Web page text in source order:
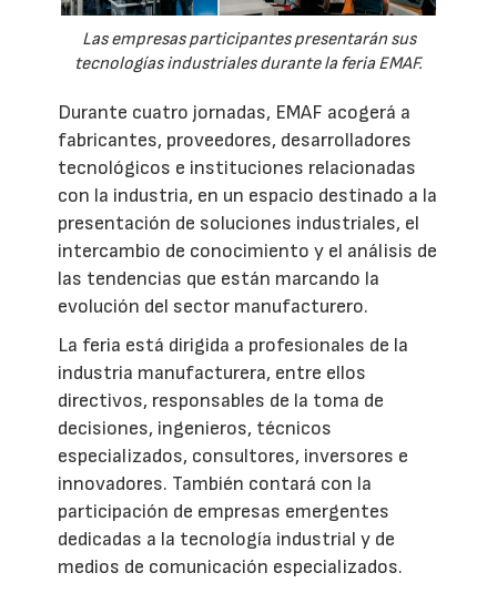
Las empresas participantes presentarán sus
tecnologías industriales durante la feria EMAF.
Durante cuatro jornadas, EMAF acogerá a
fabricantes, proveedores, desarrolladores
tecnológicos e instituciones relacionadas
con la industria, en un espacio destinado a la
presentación de soluciones industriales, el
intercambio de conocimiento y el análisis de
las tendencias que están marcando la
evolución del sector manufacturero.
La feria está dirigida a profesionales de la
industria manufacturera, entre ellos
directivos, responsables de la toma de
decisiones, ingenieros, técnicos
especializados, consultores, inversores e
innovadores. También contará con la
participación de empresas emergentes
dedicadas a la tecnología industrial y de
medios de comunicación especializados.